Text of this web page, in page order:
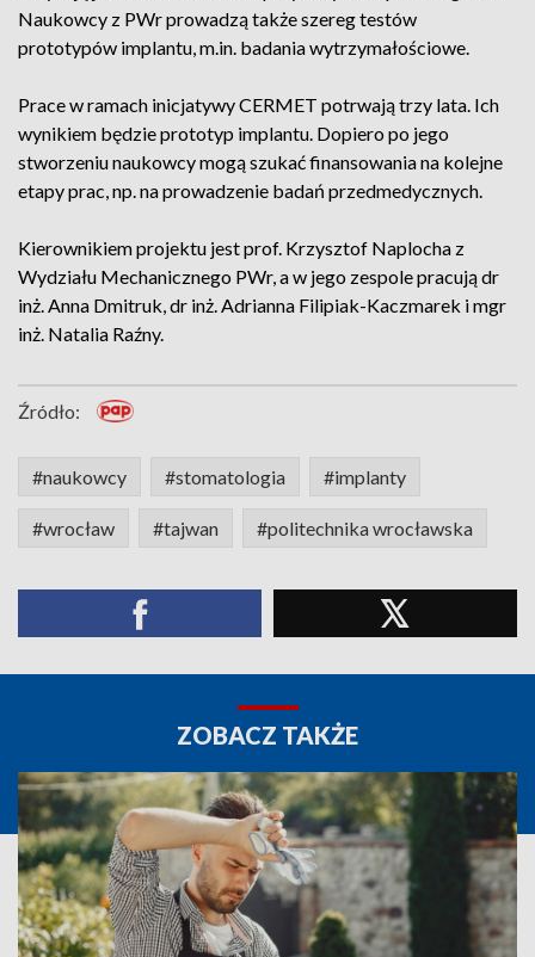
Naukowcy z PWr prowadzą także szereg testów
prototypów implantu, m.in. badania wytrzymałościowe.
Prace w ramach inicjatywy CERMET potrwają trzy lata. Ich
wynikiem będzie prototyp implantu. Dopiero po jego
stworzeniu naukowcy mogą szukać finansowania na kolejne
etapy prac, np. na prowadzenie badań przedmedycznych.
Kierownikiem projektu jest prof. Krzysztof Naplocha z
Wydziału Mechanicznego PWr, a w jego zespole pracują dr
inż. Anna Dmitruk, dr inż. Adrianna Filipiak-Kaczmarek i mgr
inż. Natalia Raźny.
Źródło:
#naukowcy #stomatologia #implanty
#wrocław #tajwan #politechnika wrocławska
ZOBACZ TAKŻE